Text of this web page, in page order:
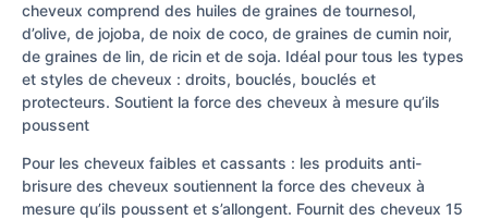
cheveux comprend des huiles de graines de tournesol,
d’olive, de jojoba, de noix de coco, de graines de cumin noir,
de graines de lin, de ricin et de soja. Idéal pour tous les types
et styles de cheveux : droits, bouclés, bouclés et
protecteurs. Soutient la force des cheveux à mesure qu’ils
poussent
Pour les cheveux faibles et cassants : les produits anti-
brisure des cheveux soutiennent la force des cheveux à
mesure qu’ils poussent et s’allongent. Fournit des cheveux 15